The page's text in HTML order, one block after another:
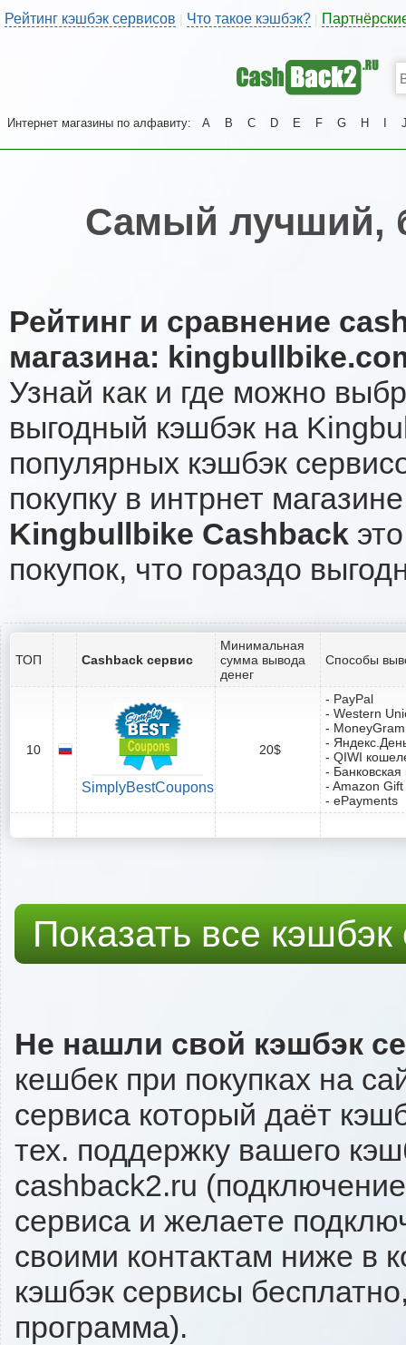
Рейтинг кэшбэк сервисов | Что такое кэшбэк?
Интернет магазины по алфавиту: A B C D E F G H
Самый лучший,
Рейтинг и сравнение
магазина:
Узнай как и где можно
выгодный кэшбэк на
популярных кэшбэк
покупку в интрнет
Kingbullbike Cashback
покупок, что гораздо
ТОП Cashback сервис
Минимальная
сумма вывода
денег
Способы
10
SimplyBestCoupons
20$
- PayPal
- Western
- MoneyGram
-
- QIWI
-
- Amazon
- ePayments
Показать все
Не нашли свой кэшбэк
кешбек при покупках на
сервиса который даёт
тех. поддержку вашего
cashback2.ru
сервиса и желаете
своими контактам ниже в
кэшбэк сервисы
программа).